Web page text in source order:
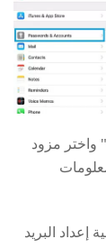
واختر مزود
إعداد البريد